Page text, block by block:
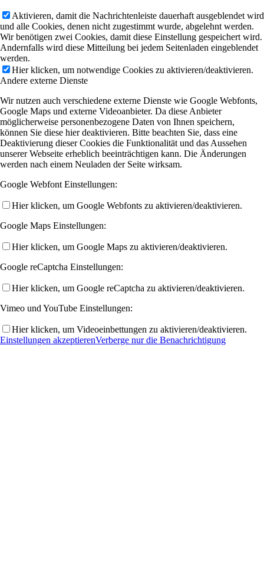
Aktivieren, damit die Nachrichtenleiste dauerhaft ausgeblendet wird
und alle Cookies, denen nicht zugestimmt wurde, abgelehnt werden.
Wir benötigen zwei Cookies, damit diese Einstellung gespeichert wird.
Andernfalls wird diese Mitteilung bei jedem Seitenladen eingeblendet
werden.
Hier klicken, um notwendige Cookies zu aktivieren/deaktivieren.
Andere externe Dienste
Wir nutzen auch verschiedene externe Dienste wie Google Webfonts,
Google Maps und externe Videoanbieter. Da diese Anbieter
möglicherweise personenbezogene Daten von Ihnen speichern,
können Sie diese hier deaktivieren. Bitte beachten Sie, dass eine
Deaktivierung dieser Cookies die Funktionalität und das Aussehen
unserer Webseite erheblich beeinträchtigen kann. Die Änderungen
werden nach einem Neuladen der Seite wirksam.
Google Webfont Einstellungen:
Hier klicken, um Google Webfonts zu aktivieren/deaktivieren.
Google Maps Einstellungen:
Hier klicken, um Google Maps zu aktivieren/deaktivieren.
Google reCaptcha Einstellungen:
Hier klicken, um Google reCaptcha zu aktivieren/deaktivieren.
Vimeo und YouTube Einstellungen:
Hier klicken, um Videoeinbettungen zu aktivieren/deaktivieren.
Einstellungen akzeptierenVerberge nur die Benachrichtigung